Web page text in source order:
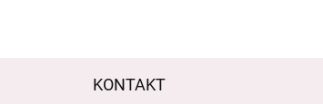
KONTAKT